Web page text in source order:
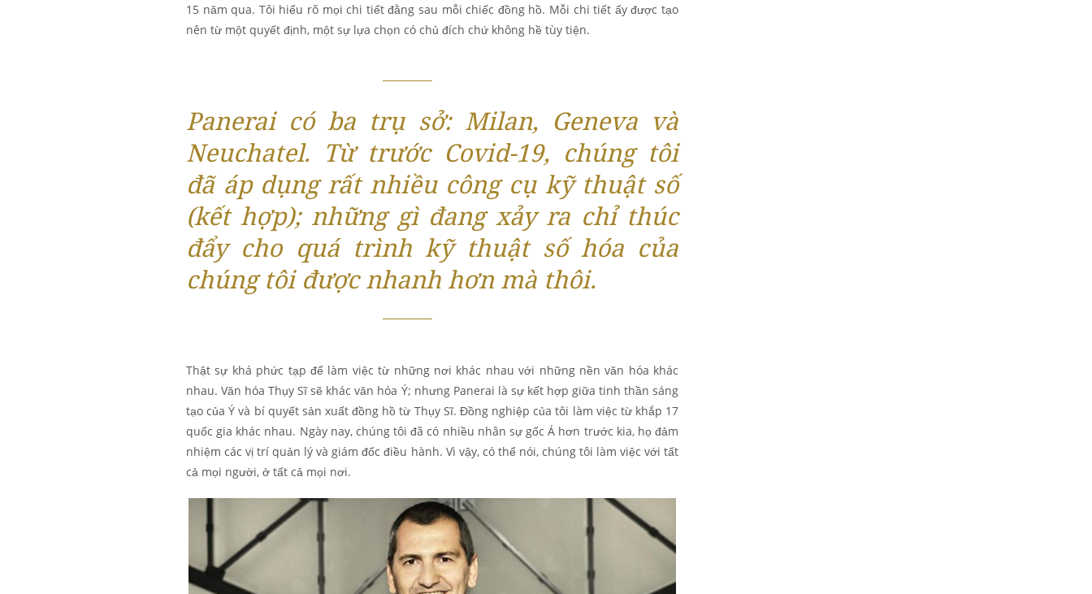
15 năm qua. Tôi hiểu rõ mọi chi tiết đằng sau mỗi chiếc đồng hồ. Mỗi chi tiết ấy được tạo
nên từ một quyết định, một sự lựa chọn có chủ đích chứ không hề tùy tiện.
Panerai có ba trụ sở: Milan, Geneva và
Neuchatel. Từ trước Covid-19, chúng tôi
đã áp dụng rất nhiều công cụ kỹ thuật số
(kết hợp); những gì đang xảy ra chỉ thúc
đẩy cho quá trình kỹ thuật số hóa của
chúng tôi được nhanh hơn mà thôi.
Thật sự khá phức tạp để làm việc từ những nơi khác nhau với những nền văn hóa khác
nhau. Văn hóa Thụy Sĩ sẽ khác văn hóa Ý; nhưng Panerai là sự kết hợp giữa tinh thần sáng
tạo của Ý và bí quyết sản xuất đồng hồ từ Thụy Sĩ. Đồng nghiệp của tôi làm việc từ khắp 17
quốc gia khác nhau. Ngày nay, chúng tôi đã có nhiều nhân sự gốc Á hơn trước kia, họ đảm
nhiệm các vị trí quản lý và giám đốc điều hành. Vì vậy, có thể nói, chúng tôi làm việc với tất
cả mọi người, ở tất cả mọi nơi.